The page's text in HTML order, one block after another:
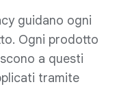
guidano ogni
Ogni prodotto
a questi
tramite